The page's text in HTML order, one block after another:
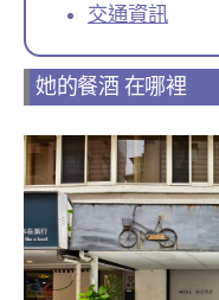
交通資訊
她的餐酒 在哪裡